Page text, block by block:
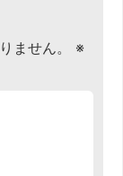
ません。
※